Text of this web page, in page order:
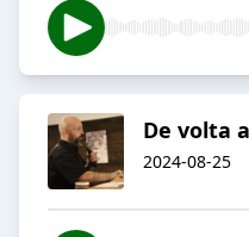
De volta
2024-08-25